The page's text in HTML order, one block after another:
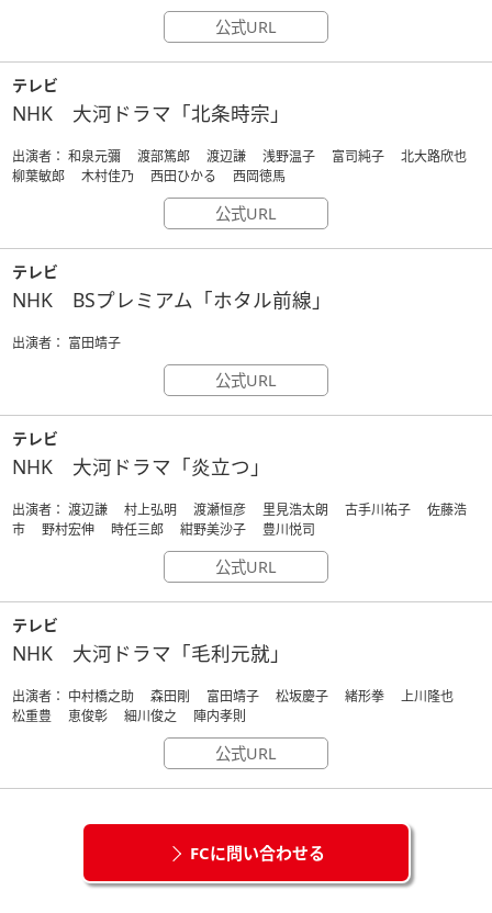
公式URL
テレビ
NHK 大河ドラマ「北条時宗」
出演者： 和泉元彌 渡部篤郎 渡辺謙 浅野温子 富司純子 北大路欣也
柳葉敏郎 木村佳乃 西田ひかる 西岡徳馬
公式URL
テレビ
NHK BSプレミアム「ホタル前線」
出演者： 富田靖子
公式URL
テレビ
NHK 大河ドラマ「炎立つ」
出演者： 渡辺謙 村上弘明 渡瀬恒彦 里見浩太朗 古手川祐子 佐藤浩
市 野村宏伸 時任三郎 紺野美沙子 豊川悦司
公式URL
テレビ
NHK 大河ドラマ「毛利元就」
出演者： 中村橋之助 森田剛 富田靖子 松坂慶子 緒形拳 上川隆也
松重豊 恵俊彰 細川俊之 陣内孝則
公式URL
FCに問い合わせる